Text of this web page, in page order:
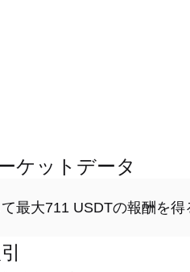
ケットデータ
最大711 USDTの報酬を得